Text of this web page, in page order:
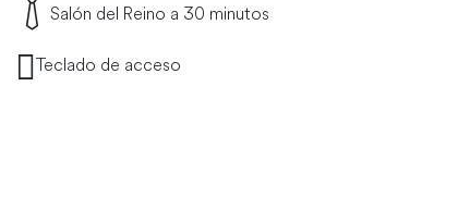
Salón del Reino a 30 minutos
Teclado de acceso